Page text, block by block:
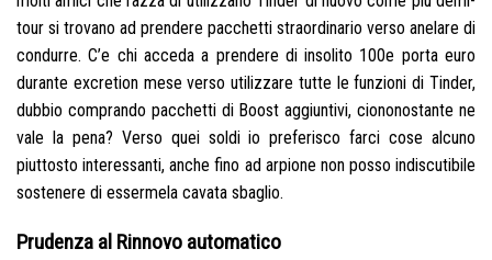
tour si trovano ad prendere pacchetti straordinario verso anelare di
condurre. C’e chi acceda a prendere di insolito 100e porta euro
durante excretion mese verso utilizzare tutte le funzioni di Tinder,
dubbio comprando pacchetti di Boost aggiuntivi, ciononostante ne
vale la pena? Verso quei soldi io preferisco farci cose alcuno
piuttosto interessanti, anche fino ad arpione non posso indiscutibile
sostenere di essermela cavata sbaglio.
Prudenza al Rinnovo automatico